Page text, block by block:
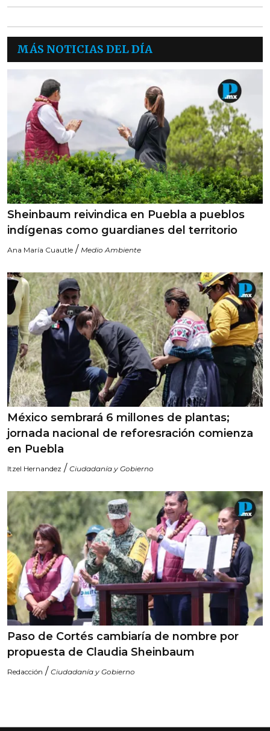
MÁS NOTICIAS DEL DÍA
Sheinbaum reivindica en Puebla a pueblos
indígenas como guardianes del territorio
Ana María Cuautle / Medio Ambiente
México sembrará 6 millones de plantas;
jornada nacional de reforesración comienza
en Puebla
Itzel Hernandez / Ciudadanía y Gobierno
Paso de Cortés cambiaría de nombre por
propuesta de Claudia Sheinbaum
Redacción / Ciudadanía y Gobierno